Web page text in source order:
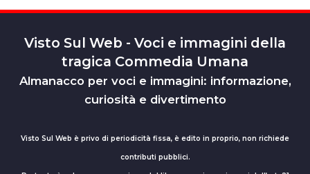
Visto Sul Web - Voci e immagini della
tragica Commedia Umana
Almanacco per voci e immagini: informazione,
curiosità e divertimento
Visto Sul Web è privo di periodicità fissa, è edito in proprio, non richiede
contributi pubblici.